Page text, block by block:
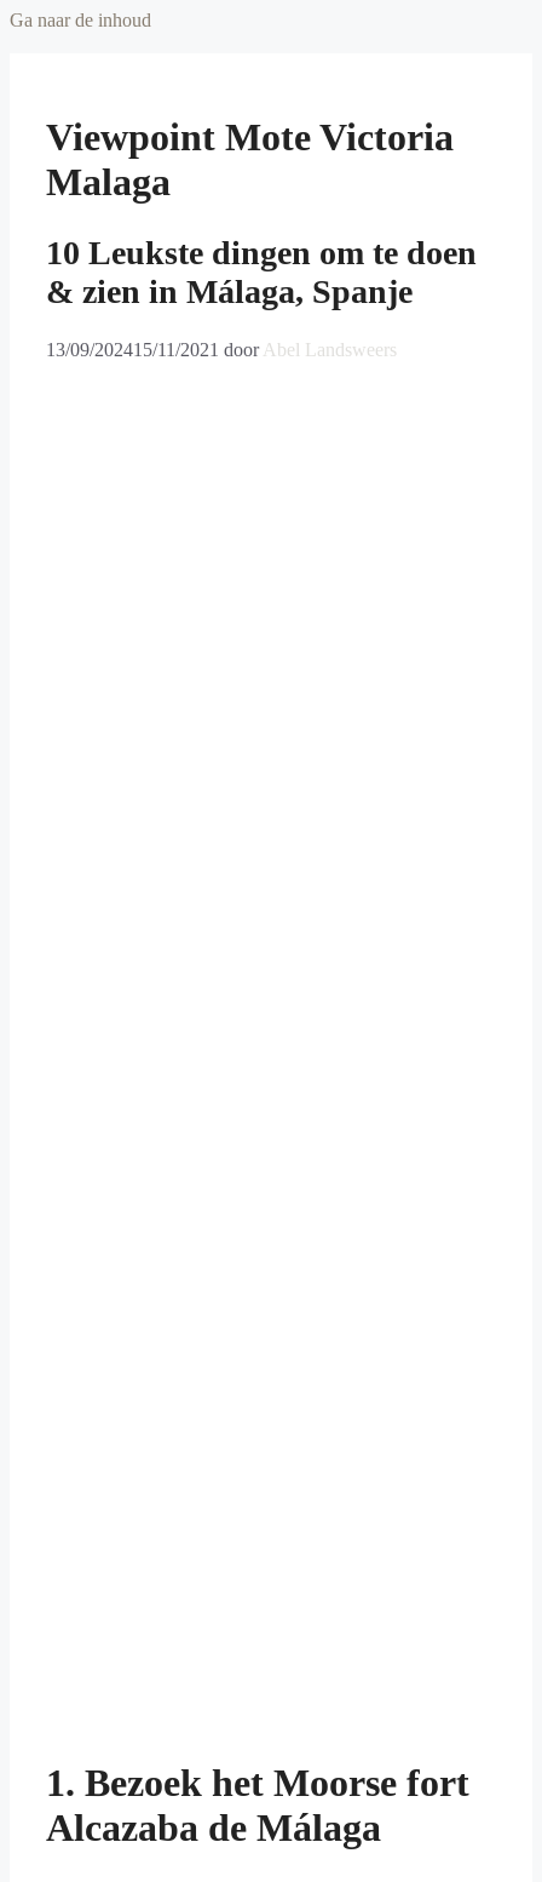
Ga naar de inhoud
Viewpoint Mote Victoria
Malaga
10 Leukste dingen om te doen
& zien in Málaga, Spanje
13/09/202415/11/2021 door Abel Landsweers
1. Bezoek het Moorse fort
Alcazaba de Málaga